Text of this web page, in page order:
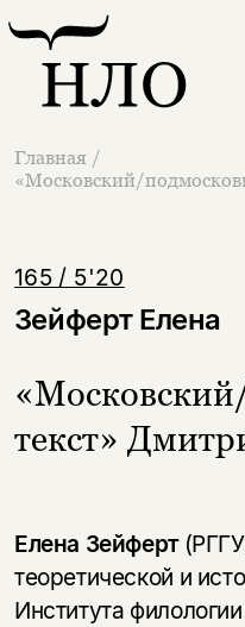
Главная /
«Московский/
165 / 5'20
Зейферт Елена
текст»
Елена Зейферт
теоретической и
Института